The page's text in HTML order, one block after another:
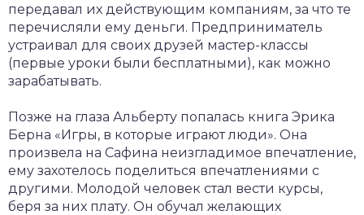
передавал их действующим компаниям, за что те
перечисляли ему деньги. Предприниматель
устраивал для своих друзей мастер-классы
(первые уроки были бесплатными), как можно
зарабатывать.
Позже на глаза Альберту попалась книга Эрика
Берна «Игры, в которые играют люди». Она
произвела на Сафина неизгладимое впечатление,
ему захотелось поделиться впечатлениями с
другими. Молодой человек стал вести курсы,
беря за них плату. Он обучал желающих